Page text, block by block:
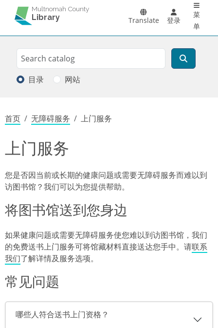
跳转到主要内容Multnomah County
Library Translate 登录
菜
单
Search
搜索
目录 网站
面包屑
首页 无障碍服务 上门服务
上门服务
您是否因当前或长期的健康问题或需要无障碍服务而难以到
访图书馆？我们可以为您提供帮助。
将图书馆送到您身边
如果健康问题或需要无障碍服务使您难以到访图书馆，我们
的免费送书上门服务可将馆藏材料直接送达您手中。请联系
我们了解详情及服务选项。
常见问题
哪些人符合送书上门资格？